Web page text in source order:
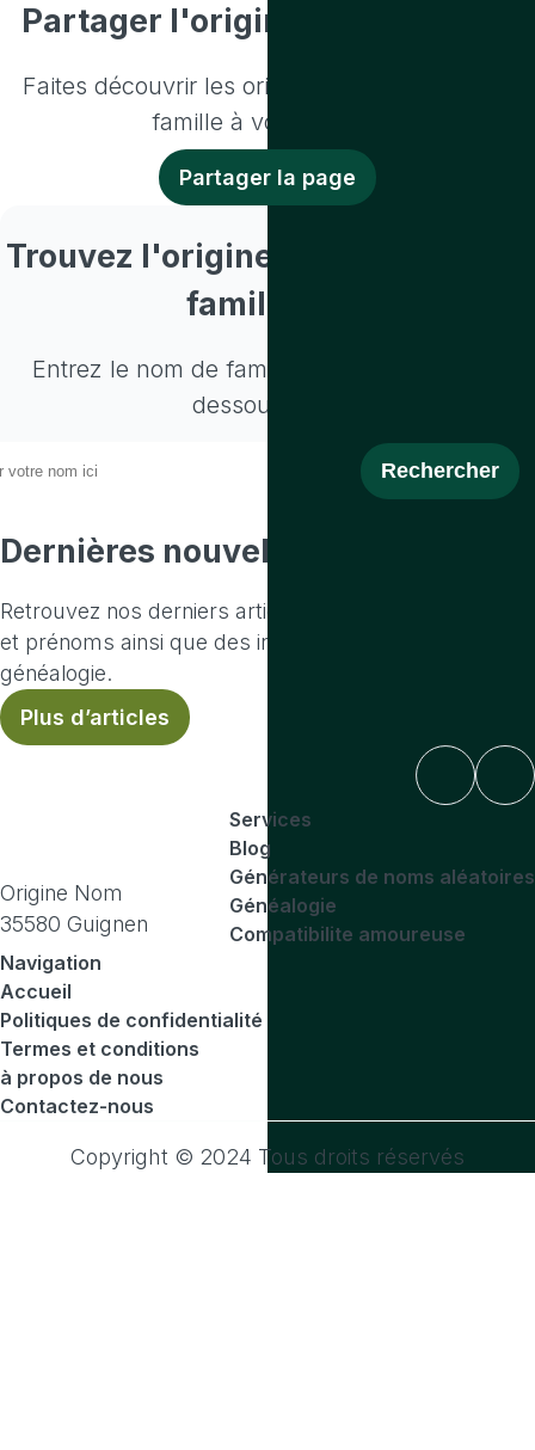
Partager l'origine de votre nom
Faites découvrir les origines de votre nom de
famille à vos proches
Partager la page
Trouvez l'origine d'un nom de
famille
Entrez le nom de famille recherché ci-
dessous:
Dernières nouvelles
Retrouvez nos derniers articles sur l'origine des noms
et prénoms ainsi que des informations sur la
généalogie.
Plus d’articles
Origine Nom
35580 Guignen
Services
Blog
Générateurs de noms aléatoires
Généalogie
Compatibilite amoureuse
Navigation
Accueil
Politiques de confidentialité
Termes et conditions
à propos de nous
Contactez-nous
Copyright © 2024 Tous droits réservés